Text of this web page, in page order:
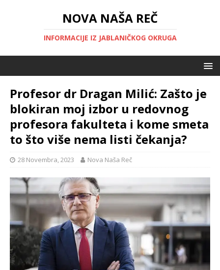
NOVA NAŠA REČ
INFORMACIJE IZ JABLANIČKOG OKRUGA
Profesor dr Dragan Milić: Zašto je
blokiran moj izbor u redovnog
profesora fakulteta i kome smeta
to što više nema listi čekanja?
28 Novembra, 2023 Nova Naša Reč